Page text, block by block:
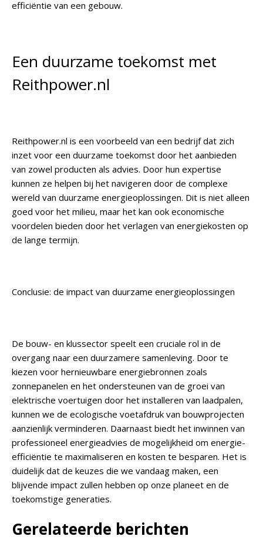
efficiëntie van een gebouw.
Een duurzame toekomst met
Reithpower.nl
Reithpower.nl is een voorbeeld van een bedrijf dat zich
inzet voor een duurzame toekomst door het aanbieden
van zowel producten als advies. Door hun expertise
kunnen ze helpen bij het navigeren door de complexe
wereld van duurzame energieoplossingen. Dit is niet alleen
goed voor het milieu, maar het kan ook economische
voordelen bieden door het verlagen van energiekosten op
de lange termijn.
Conclusie: de impact van duurzame energieoplossingen
De bouw- en klussector speelt een cruciale rol in de
overgang naar een duurzamere samenleving. Door te
kiezen voor hernieuwbare energiebronnen zoals
zonnepanelen en het ondersteunen van de groei van
elektrische voertuigen door het installeren van laadpalen,
kunnen we de ecologische voetafdruk van bouwprojecten
aanzienlijk verminderen. Daarnaast biedt het inwinnen van
professioneel energieadvies de mogelijkheid om energie-
efficiëntie te maximaliseren en kosten te besparen. Het is
duidelijk dat de keuzes die we vandaag maken, een
blijvende impact zullen hebben op onze planeet en de
toekomstige generaties.
Gerelateerde berichten